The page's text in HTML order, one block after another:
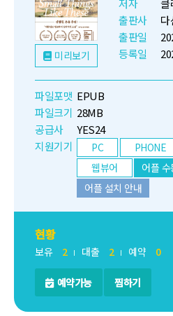
미리보기
저자
클
출판사
다
출판일
등록일
파일포맷 EPUB
파일크기 28MB
공급사
YES24
지원기기
PC PHONE
웹뷰어
어플 수
어플 설치 안내
현황
보유 2 대출 2 예약 0
예약가능 찜하기